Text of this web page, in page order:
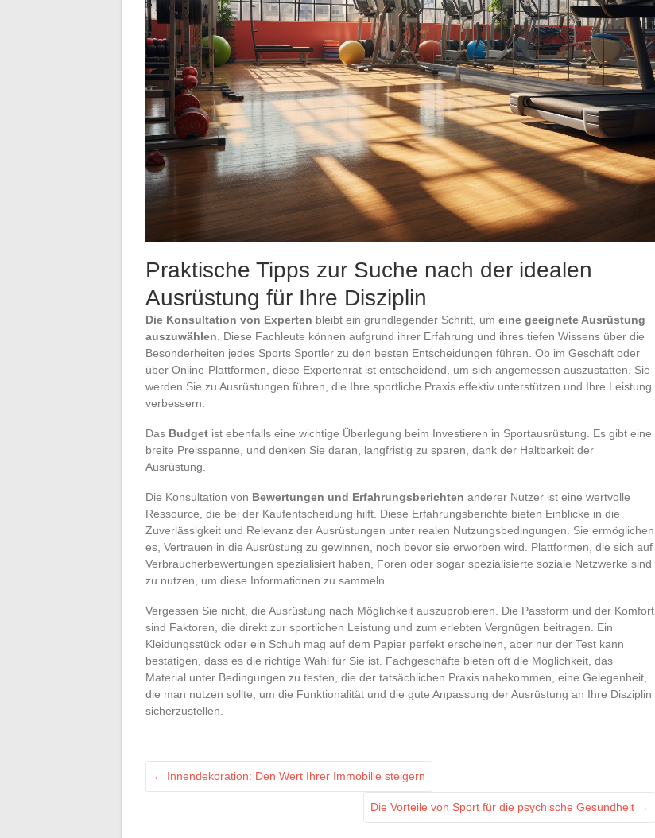
Praktische Tipps zur Suche nach der idealen
Ausrüstung für Ihre Disziplin
Die Konsultation von Experten bleibt ein grundlegender Schritt, um eine geeignete Ausrüstung
auszuwählen . Diese Fachleute können aufgrund ihrer Erfahrung und ihres tiefen Wissens über die
Besonderheiten jedes Sports Sportler zu den besten Entscheidungen führen. Ob im Geschäft oder
über Online-Plattformen, diese Expertenrat ist entscheidend, um sich angemessen auszustatten. Sie
werden Sie zu Ausrüstungen führen, die Ihre sportliche Praxis effektiv unterstützen und Ihre Leistung
verbessern.
Das Budget ist ebenfalls eine wichtige Überlegung beim Investieren in Sportausrüstung. Es gibt eine
breite Preisspanne, und denken Sie daran, langfristig zu sparen, dank der Haltbarkeit der
Ausrüstung.
Die Konsultation von Bewertungen und Erfahrungsberichten anderer Nutzer ist eine wertvolle
Ressource, die bei der Kaufentscheidung hilft. Diese Erfahrungsberichte bieten Einblicke in die
Zuverlässigkeit und Relevanz der Ausrüstungen unter realen Nutzungsbedingungen. Sie ermöglichen
es, Vertrauen in die Ausrüstung zu gewinnen, noch bevor sie erworben wird. Plattformen, die sich auf
Verbraucherbewertungen spezialisiert haben, Foren oder sogar spezialisierte soziale Netzwerke sind
zu nutzen, um diese Informationen zu sammeln.
Vergessen Sie nicht, die Ausrüstung nach Möglichkeit auszuprobieren. Die Passform und der Komfort
sind Faktoren, die direkt zur sportlichen Leistung und zum erlebten Vergnügen beitragen. Ein
Kleidungsstück oder ein Schuh mag auf dem Papier perfekt erscheinen, aber nur der Test kann
bestätigen, dass es die richtige Wahl für Sie ist. Fachgeschäfte bieten oft die Möglichkeit, das
Material unter Bedingungen zu testen, die der tatsächlichen Praxis nahekommen, eine Gelegenheit,
die man nutzen sollte, um die Funktionalität und die gute Anpassung der Ausrüstung an Ihre Disziplin
sicherzustellen.
← Innendekoration: Den Wert Ihrer Immobilie steigern
Die Vorteile von Sport für die psychische Gesundheit →